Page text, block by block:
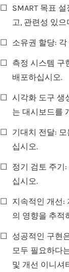
☐
SMART 목표
고, 관련성 있
☐ 소유권 할당:
☐
측정 시스템 구
배포하십시오.
☐ 시각화 도구 생
는 대시보드를
☐
기대치 전달:
십시오.
☐
정기 검토 주기
십시오.
☐
지속적인 개선:
의 영향을 추적
☐
성공적인 구현
모두 필요하다
및 개선 이니셔